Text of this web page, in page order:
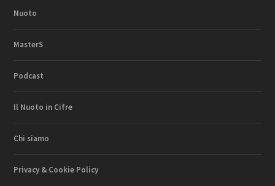
Nuoto
MasterS
Podcast
Il Nuoto in Cifre
Chi siamo
Privacy & Cookie Policy